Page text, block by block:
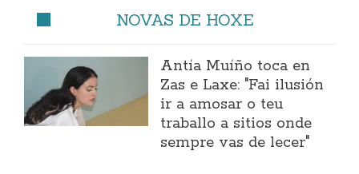
NOVAS DE HOXE
Antía Muíño toca en
Zas e Laxe: "Fai ilusión
ir a amosar o teu
traballo a sitios onde
sempre vas de lecer"